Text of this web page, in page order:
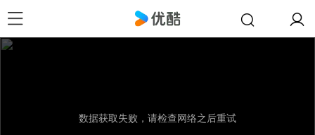
数据获取失败，请检查网络之后重试